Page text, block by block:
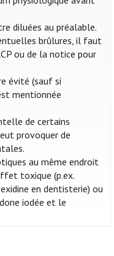
diluées au préalable.
brûlures, il faut
ou de la notice pour
évité (sauf si
mentionnée
de certains
provoquer de
au même endroit
toxique (p.ex.
en dentisterie) ou
iodée et le